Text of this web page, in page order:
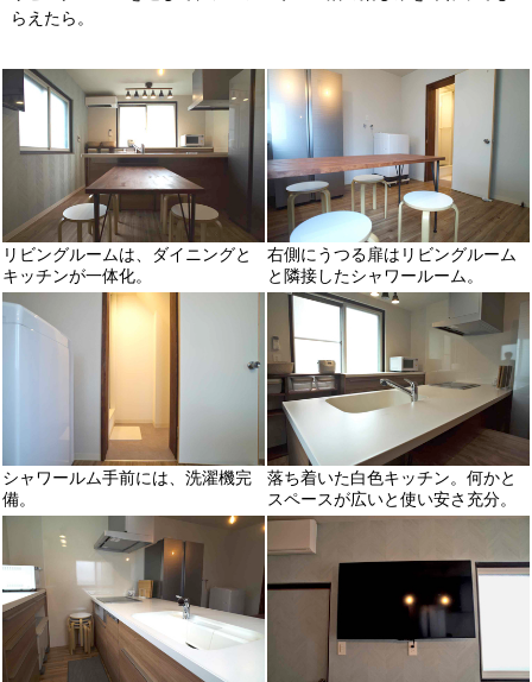
らえたら。
リビングルームは、ダイニングと
キッチンが一体化。
右側にうつる扉はリビングルーム
と隣接したシャワールーム。
シャワールム手前には、洗濯機完
備。
落ち着いた白色キッチン。何かと
スペースが広いと使い安さ充分。